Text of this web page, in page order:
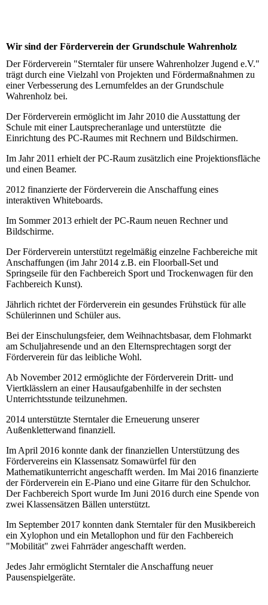
Wir sind der Förderverein der Grundschule Wahrenholz
Der Förderverein "Sterntaler für unsere Wahrenholzer Jugend e.V."
trägt durch eine Vielzahl von Projekten und Fördermaßnahmen zu
einer Verbesserung des Lernumfeldes an der Grundschule
Wahrenholz bei.
Der Förderverein ermöglicht im Jahr 2010 die Ausstattung der
Schule mit einer Lautsprecheranlage und unterstützte die
Einrichtung des PC-Raumes mit Rechnern und Bildschirmen.
Im Jahr 2011 erhielt der PC-Raum zusätzlich eine Projektionsfläche
und einen Beamer.
2012 finanzierte der Förderverein die Anschaffung eines
interaktiven Whiteboards.
Im Sommer 2013 erhielt der PC-Raum neuen Rechner und
Bildschirme.
Der Förderverein unterstützt regelmäßig einzelne Fachbereiche mit
Anschaffungen (im Jahr 2014 z.B. ein Floorball-Set und
Springseile für den Fachbereich Sport und Trockenwagen für den
Fachbereich Kunst).
Jährlich richtet der Förderverein ein gesundes Frühstück für alle
Schülerinnen und Schüler aus.
Bei der Einschulungsfeier, dem Weihnachtsbasar, dem Flohmarkt
am Schuljahresende und an den Elternsprechtagen sorgt der
Förderverein für das leibliche Wohl.
Ab November 2012 ermöglichte der Förderverein Dritt- und
Viertklässlern an einer Hausaufgabenhilfe in der sechsten
Unterrichtsstunde teilzunehmen.
2014 unterstützte Sterntaler die Erneuerung unserer
Außenkletterwand finanziell.
Im April 2016 konnte dank der finanziellen Unterstützung des
Fördervereins ein Klassensatz Somawürfel für den
Mathematikunterricht angeschafft werden. Im Mai 2016 finanzierte
der Förderverein ein E-Piano und eine Gitarre für den Schulchor.
Der Fachbereich Sport wurde Im Juni 2016 durch eine Spende von
zwei Klassensätzen Bällen unterstützt.
Im September 2017 konnten dank Sterntaler für den Musikbereich
ein Xylophon und ein Metallophon und für den Fachbereich
"Mobilität" zwei Fahrräder angeschafft werden.
Jedes Jahr ermöglicht Sterntaler die Anschaffung neuer
Pausenspielgeräte.